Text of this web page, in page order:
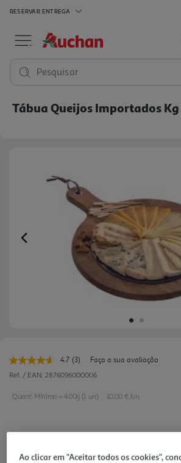
RESERVAR ENTREGA
Pesquisar
Tábua Queijos Importados Kg
Previous
4.7 Leu
3
Link
para
página.
(3)
Faça a sua avaliação
Ref. / EAN: 2876096000006
Quant. Mínima = 400g (1 un) 10.00 €/un
24,99 €
Ao clicar em "Aceitar todos os cookies",